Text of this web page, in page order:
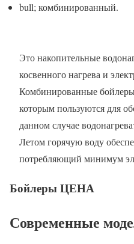
bull; комбинированный.
Это накопительные
косвенного нагрева и
Комбинированные
которым пользуются для
данном случае
Летом горячую воду
потребляющий минимум
Бойлеры ЦЕНА
Современные